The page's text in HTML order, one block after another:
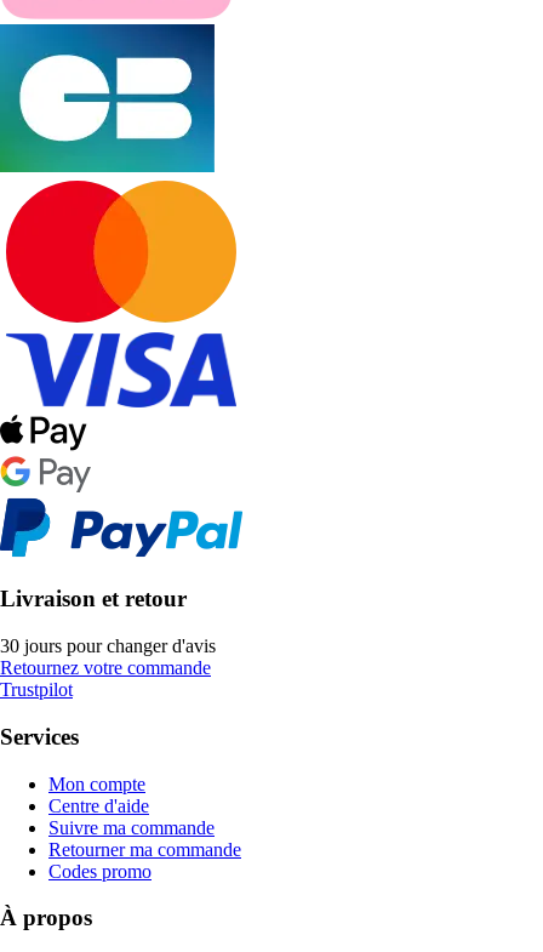
Livraison et retour
30 jours pour changer d'avis
Retournez votre commande
Trustpilot
Services
Mon compte
Centre d'aide
Suivre ma commande
Retourner ma commande
Codes promo
À propos